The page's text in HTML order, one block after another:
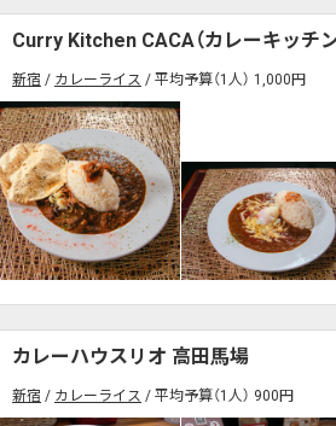
Curry Kitchen CACA（カレーキッチン
新宿 カレーライス 平均予算（1人） 1,000円
カレーハウスリオ 高田馬場
新宿 カレーライス 平均予算（1人） 900円